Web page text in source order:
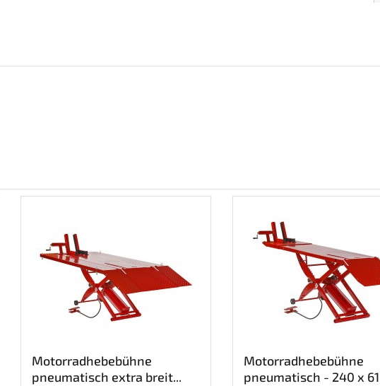
Motorradhebebühne
pneumatisch extra breit...
Motorradhebebühne
pneumatisch - 240 x